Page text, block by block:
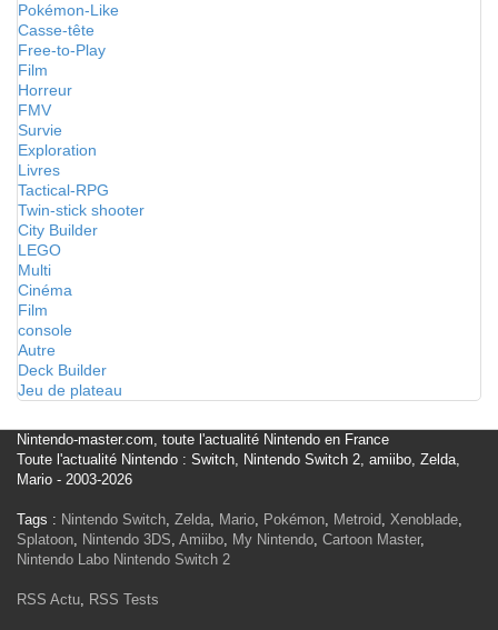
Pokémon-Like
Casse-tête
Free-to-Play
Film
Horreur
FMV
Survie
Exploration
Livres
Tactical-RPG
Twin-stick shooter
City Builder
LEGO
Multi
Cinéma
Film
console
Autre
Deck Builder
Jeu de plateau
Nintendo-master.com, toute l'actualité Nintendo en France
Toute l'actualité Nintendo : Switch, Nintendo Switch 2, amiibo, Zelda,
Mario - 2003-2026
Tags : Nintendo Switch, Zelda, Mario, Pokémon, Metroid, Xenoblade,
Splatoon, Nintendo 3DS, Amiibo, My Nintendo, Cartoon Master,
Nintendo Labo Nintendo Switch 2
RSS Actu, RSS Tests